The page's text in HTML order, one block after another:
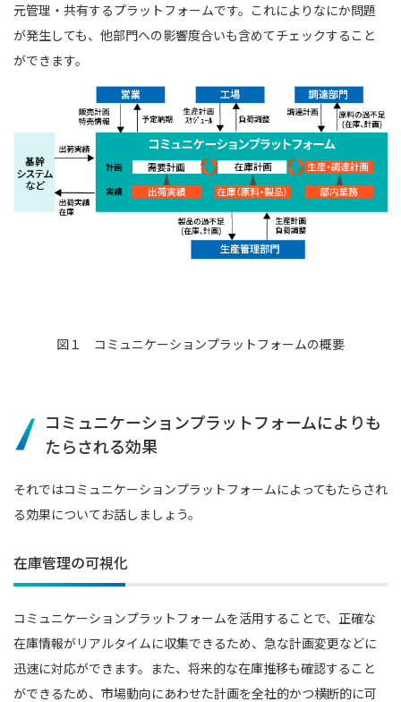
元管理・共有するプラットフォームです。これによりなにか問題
が発生しても、他部門への影響度合いも含めてチェックすること
ができます。
図１ コミュニケーションプラットフォームの概要
コミュニケーションプラットフォームによりも
たらされる効果
それではコミュニケーションプラットフォームによってもたらされ
る効果についてお話しましょう。
在庫管理の可視化
コミュニケーションプラットフォームを活用することで、正確な
在庫情報がリアルタイムに収集できるため、急な計画変更などに
迅速に対応ができます。また、将来的な在庫推移も確認すること
ができるため、市場動向にあわせた計画を全社的かつ横断的に可